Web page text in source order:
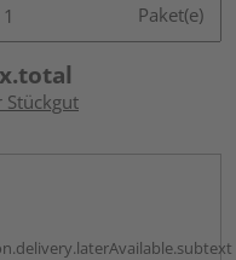
Paket(e)
Stückgut